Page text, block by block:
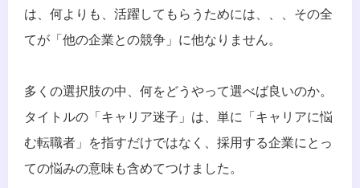
は、何よりも、活躍してもらうためには、、、その全
てが「他の企業との競争」に他なりません。
タイトルの「キャリア迷子」は、単に「キャリアに悩
む転職者」を指すだけではなく、採用する企業にとっ
ての悩みの意味も含めてつけました。